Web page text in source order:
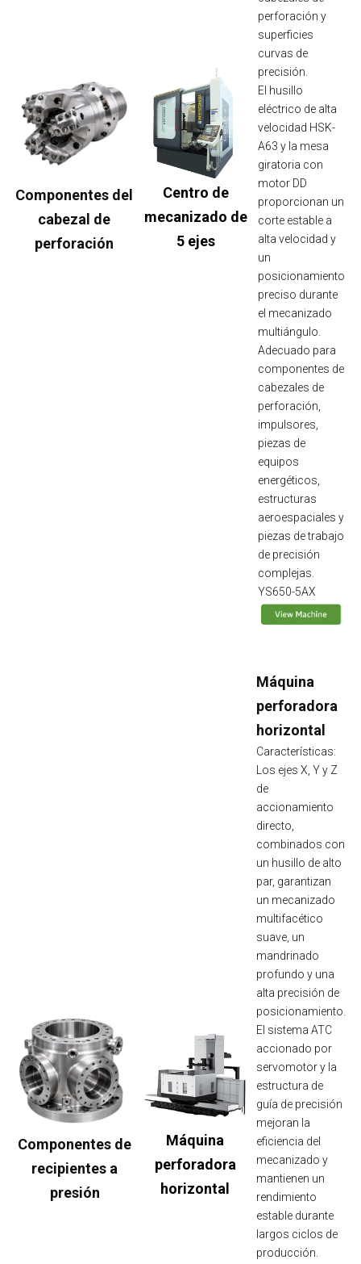
Componentes del
cabezal de
perforación
Centro de
mecanizado de
5 ejes
perforación y
superficies
curvas de
precisión.
El husillo
eléctrico de alta
velocidad HSK-
A63 y la mesa
giratoria con
motor DD
proporcionan un
corte estable a
alta velocidad y
un
posicionamiento
preciso durante
el mecanizado
multiángulo.
Adecuado para
componentes de
cabezales de
perforación,
impulsores,
piezas de
equipos
energéticos,
estructuras
aeroespaciales y
piezas de trabajo
de precisión
complejas.
YS650-5AX
Componentes de
recipientes a
presión
Máquina
perforadora
horizontal
Máquina
perforadora
horizontal
Características:
Los ejes X, Y y Z
de
accionamiento
directo,
combinados con
un husillo de alto
par, garantizan
un mecanizado
multifacético
suave, un
mandrinado
profundo y una
alta precisión de
posicionamiento.
El sistema ATC
accionado por
servomotor y la
estructura de
guía de precisión
mejoran la
eficiencia del
mecanizado y
mantienen un
rendimiento
estable durante
largos ciclos de
producción.